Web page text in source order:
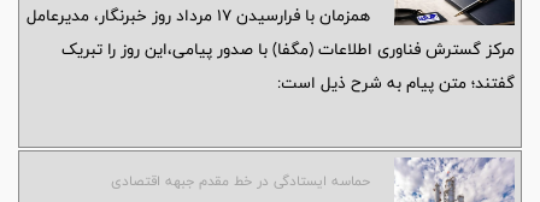
همزمان با فرارسیدن ۱۷ مرداد روز خبرنگار، مدیرعامل
مرکز گسترش فناوری اطلاعات (مگفا) با صدور پیامی،این روز را تبریک
گفتند؛ متن پیام به شرح ذیل است:
حماسه ایستادگی در خط مقدم جبهه اقتصادی